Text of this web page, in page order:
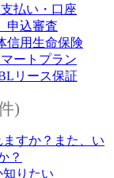
払い・口座
申込審査
信用生命保険
ートプラン
リース保証
)
すか？また、い
？
りたい